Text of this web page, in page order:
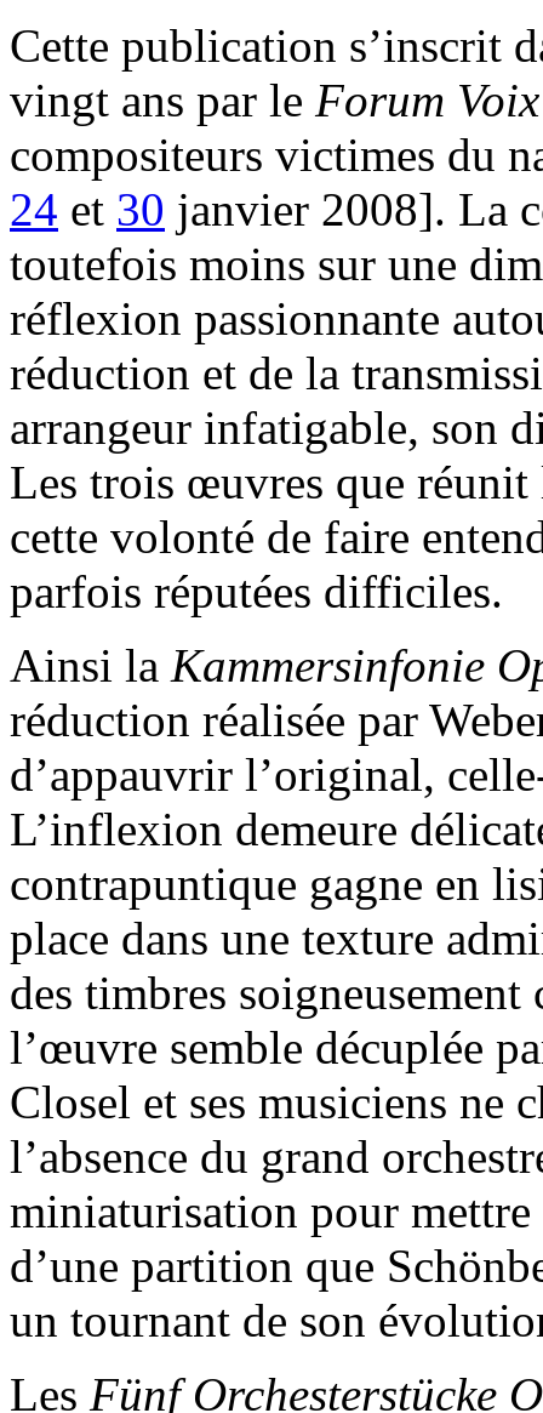
Cette publication s’inscrit
vingt ans par le Forum
compositeurs victimes du
24 et 30 janvier 2008]. La
toutefois moins sur une
réflexion passionnante
réduction et de la
arrangeur infatigable, son
Les trois œuvres que
cette volonté de faire
parfois réputées difficiles.
Ainsi la Kammersinfonie
réduction réalisée par
d’appauvrir l’original,
L’inflexion demeure
contrapuntique gagne en
place dans une texture
des timbres soigneusement
l’œuvre semble décuplée
Closel et ses musiciens ne
l’absence du grand
miniaturisation pour
d’une partition que
un tournant de son
Les Fünf Orchesterstücke